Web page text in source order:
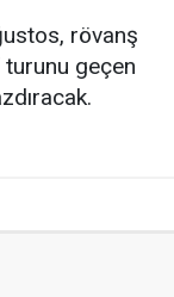
rövanş
geçen